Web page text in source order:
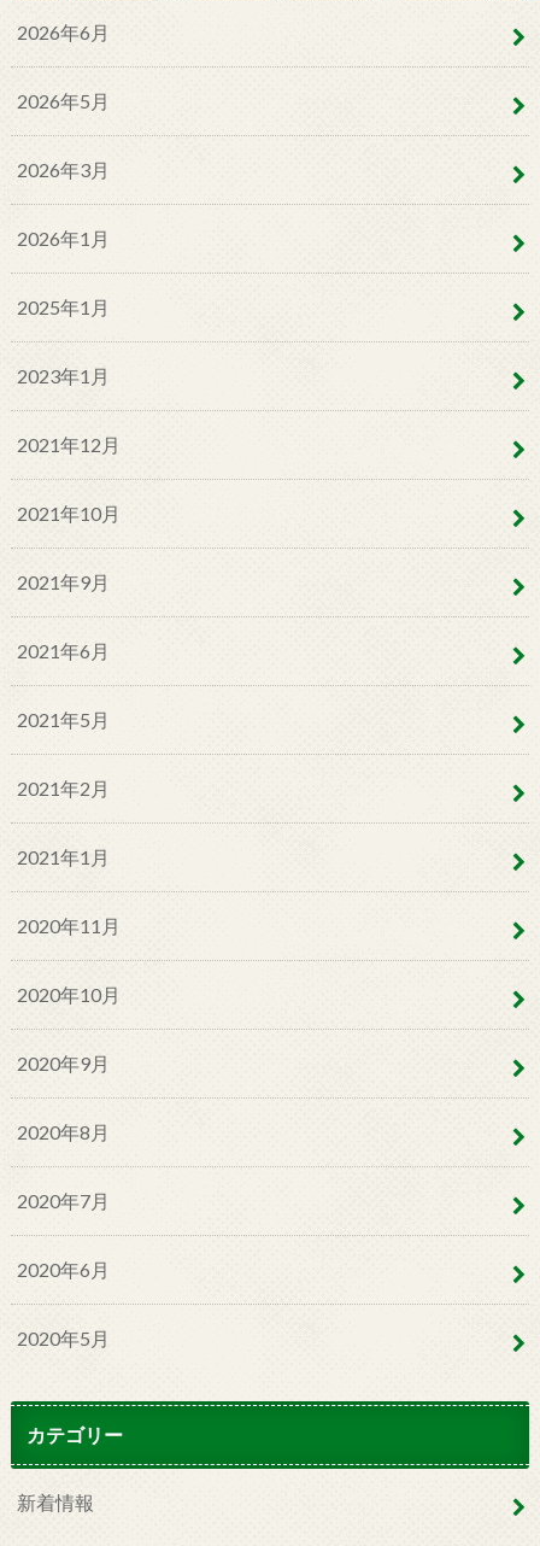
2026年6月
2026年5月
2026年3月
2026年1月
2025年1月
2023年1月
2021年12月
2021年10月
2021年9月
2021年6月
2021年5月
2021年2月
2021年1月
2020年11月
2020年10月
2020年9月
2020年8月
2020年7月
2020年6月
2020年5月
カテゴリー
新着情報